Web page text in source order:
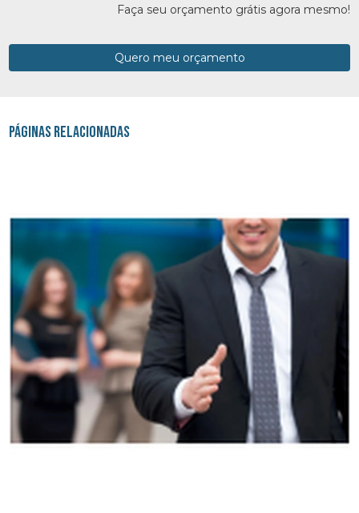
Faça seu orçamento grátis agora mesmo!
Quero meu orçamento
Páginas Relacionadas